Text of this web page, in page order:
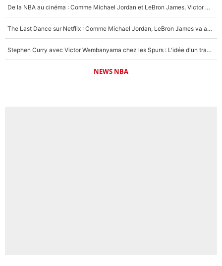
De la NBA au cinéma : Comme Michael Jordan et LeBron James, Victor Wembanyama rêve d'une carrière d'acteur !
The Last Dance sur Netflix : Comme Michael Jordan, LeBron James va avoir le droit à sa série !
Stephen Curry avec Victor Wembanyama chez les Spurs : L'idée d'un trade historique est lancée en NBA !
NEWS NBA